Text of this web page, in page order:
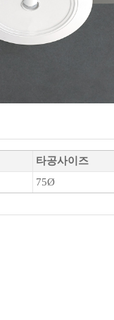
타공사이즈
75Ø